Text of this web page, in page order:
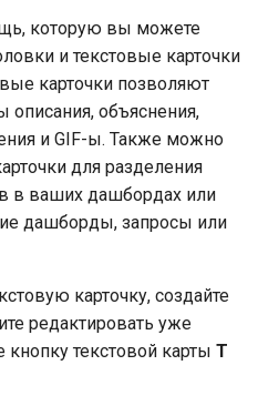
которую вы можете
и текстовые карточки
карточки позволяют
объяснения,
и GIF-ы. Также можно
для разделения
в ваших дашбордах или
дашборды, запросы или
карточку, создайте
редактировать уже
текстовой карты Т